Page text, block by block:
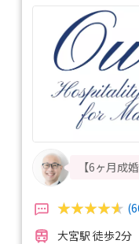
【6ヶ月成
大宮駅 徒歩2分